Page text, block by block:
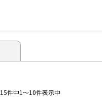
15件中1～10件表示中